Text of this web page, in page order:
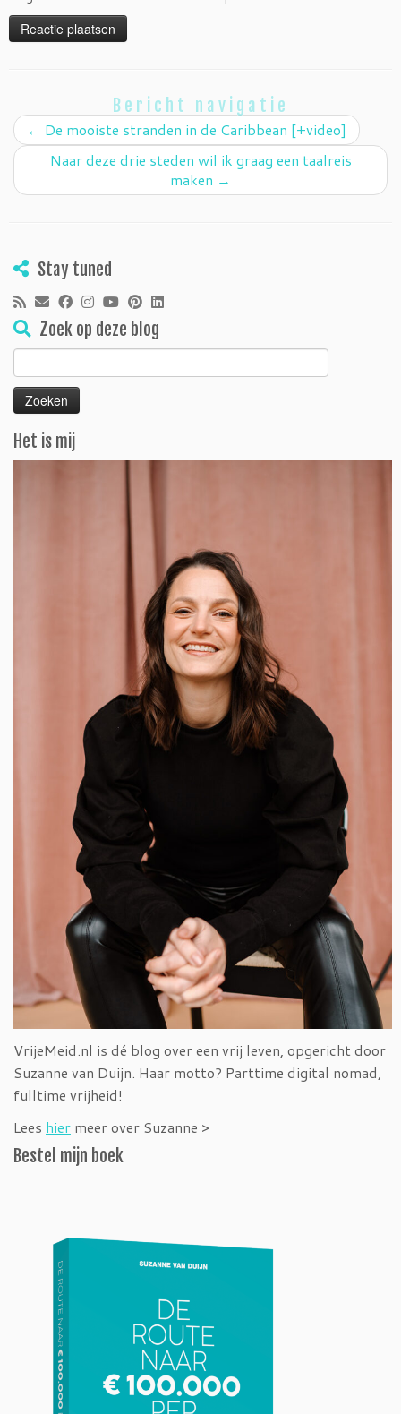
Bericht navigatie
← De mooiste stranden in de Caribbean [+video]
Naar deze drie steden wil ik graag een taalreis
maken →
Stay tuned
Zoek op deze blog
naar:
Het is mij
VrijeMeid.nl is dé blog over een vrij leven, opgericht door
Suzanne van Duijn. Haar motto? Parttime digital nomad,
fulltime vrijheid!
Lees hier meer over Suzanne >
Bestel mijn boek